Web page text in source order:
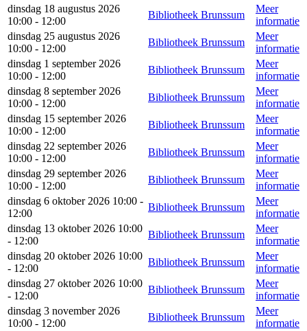
dinsdag 18 augustus 2026
10:00 - 12:00
Bibliotheek Brunssum
Meer
informatie
dinsdag 25 augustus 2026
10:00 - 12:00
Bibliotheek Brunssum
Meer
informatie
dinsdag 1 september 2026
10:00 - 12:00
Bibliotheek Brunssum
Meer
informatie
dinsdag 8 september 2026
10:00 - 12:00
Bibliotheek Brunssum
Meer
informatie
dinsdag 15 september 2026
10:00 - 12:00
Bibliotheek Brunssum
Meer
informatie
dinsdag 22 september 2026
10:00 - 12:00
Bibliotheek Brunssum
Meer
informatie
dinsdag 29 september 2026
10:00 - 12:00
Bibliotheek Brunssum
Meer
informatie
dinsdag 6 oktober 2026 10:00 -
12:00
Bibliotheek Brunssum
Meer
informatie
dinsdag 13 oktober 2026 10:00
- 12:00
Bibliotheek Brunssum
Meer
informatie
dinsdag 20 oktober 2026 10:00
- 12:00
Bibliotheek Brunssum
Meer
informatie
dinsdag 27 oktober 2026 10:00
- 12:00
Bibliotheek Brunssum
Meer
informatie
dinsdag 3 november 2026
10:00 - 12:00
Bibliotheek Brunssum
Meer
informatie